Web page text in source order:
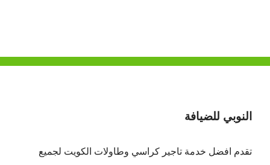
النوبي للضيافة
تقدم افضل خدمة تاجير كراسي وطاولات الكويت لجميع